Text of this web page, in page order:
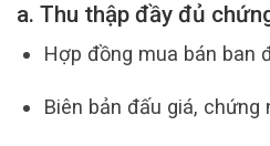
a. Thu thập đầy đủ
Hợp đồng mua bán ban
Biên bản đấu giá, chứng